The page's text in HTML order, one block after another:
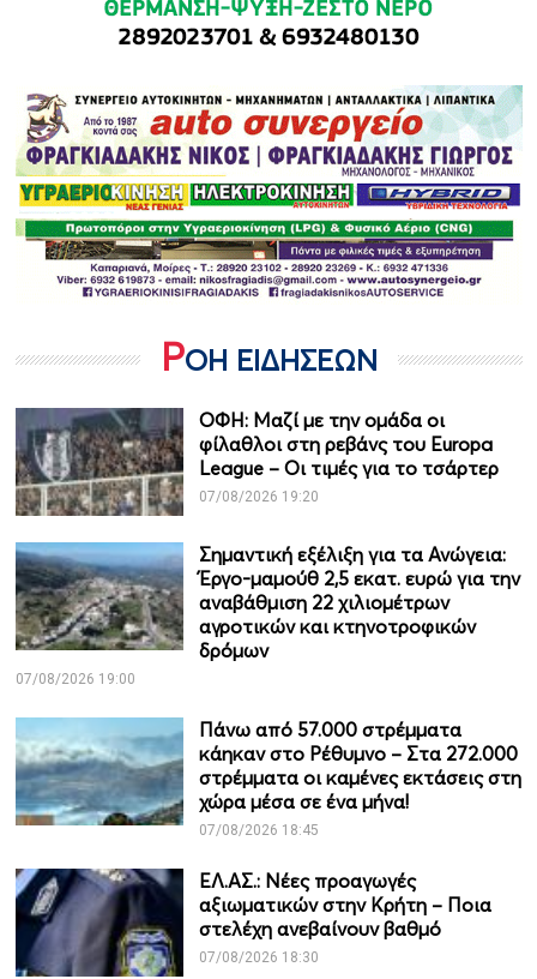
ΡΟΗ ΕΙΔΗΣΕΩΝ
ΟΦΗ: Μαζί με την ομάδα οι
φίλαθλοι στη ρεβάνς του Europa
League – Οι τιμές για το τσάρτερ
07/08/2026 19:20
Σημαντική εξέλιξη για τα Ανώγεια:
Έργο-μαμούθ 2,5 εκατ. ευρώ για την
αναβάθμιση 22 χιλιομέτρων
αγροτικών και κτηνοτροφικών
δρόμων
07/08/2026 19:00
Πάνω από 57.000 στρέμματα
κάηκαν στο Ρέθυμνο – Στα 272.000
στρέμματα οι καμένες εκτάσεις στη
χώρα μέσα σε ένα μήνα!
07/08/2026 18:45
ΕΛ.ΑΣ.: Νέες προαγωγές
αξιωματικών στην Κρήτη – Ποια
στελέχη ανεβαίνουν βαθμό
07/08/2026 18:30